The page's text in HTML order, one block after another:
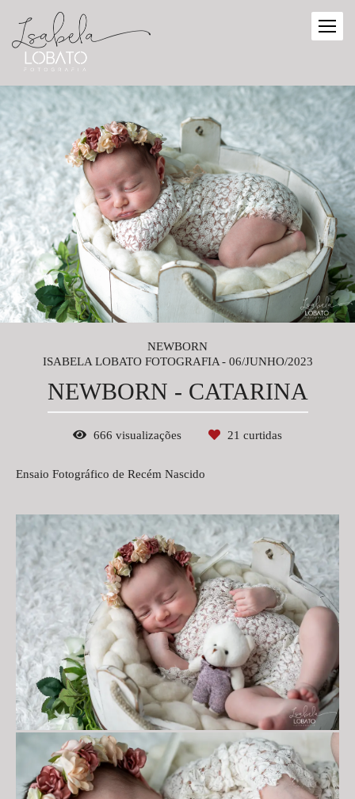
NEWBORN
ISABELA LOBATO FOTOGRAFIA
06/JUNHO/2023
NEWBORN - CATARINA
666 visualizações 21 curtidas
Ensaio Fotográfico de Recém Nascido